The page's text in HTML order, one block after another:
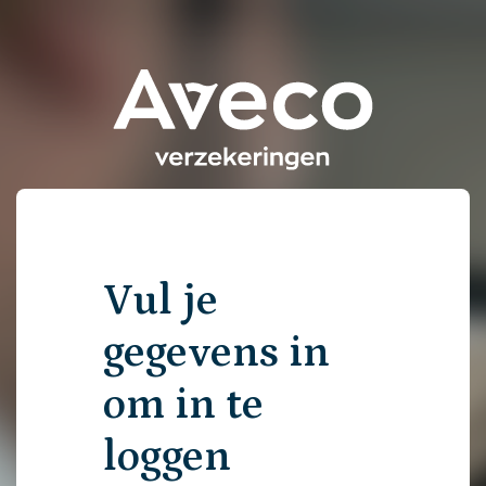
Vul je
gegevens in
om in te
loggen